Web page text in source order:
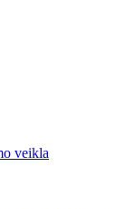
veikla